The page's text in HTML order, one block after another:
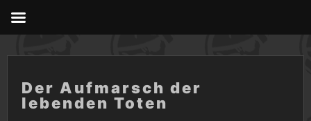
Der Aufmarsch der
lebenden Toten